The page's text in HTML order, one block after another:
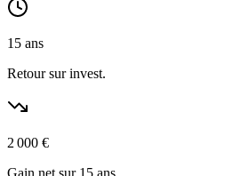
15 ans
Retour sur invest.
2 000 €